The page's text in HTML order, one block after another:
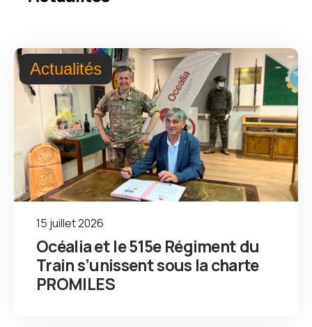
Actualités
15 juillet 2026
Océalia et le 515e Régiment du
Train s’unissent sous la charte
PROMILES